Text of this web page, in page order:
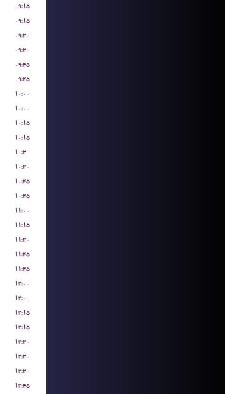
۰۹:۱۵
۰۹:۱۵
۰۹:۳۰
۰۹:۳۰
۰۹:۴۵
۰۹:۴۵
۱۰:۰۰
۱۰:۰۰
۱۰:۱۵
۱۰:۱۵
۱۰:۳۰
۱۰:۳۰
۱۰:۴۵
۱۰:۴۵
۱۱:۰۰
۱۱:۱۵
۱۱:۳۰
۱۱:۴۵
۱۱:۴۵
۱۲:۰۰
۱۲:۰۰
۱۲:۱۵
۱۲:۱۵
۱۲:۳۰
۱۲:۳۰
۱۲:۳۰
۱۲:۴۵